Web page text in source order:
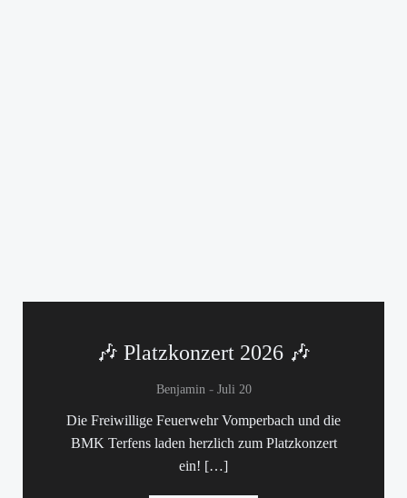
🎶 Platzkonzert 2026 🎶
Benjamin - Juli 20
Die Freiwillige Feuerwehr Vomperbach und die
BMK Terfens laden herzlich zum Platzkonzert
ein! […]